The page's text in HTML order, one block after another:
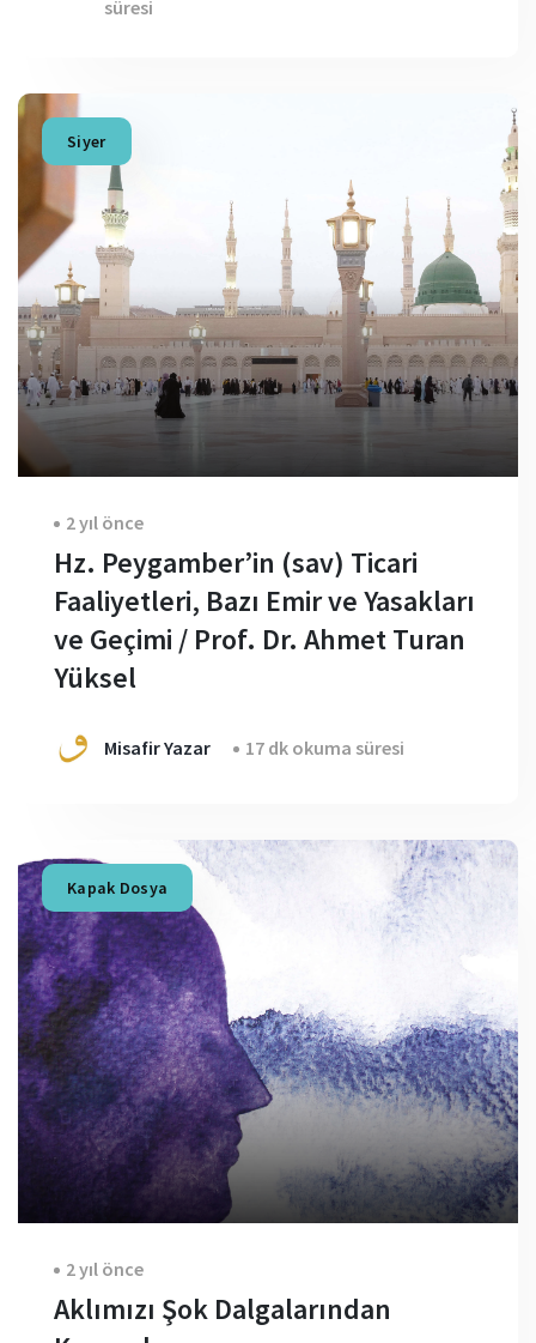
süresi
Siyer
2 yıl önce
Hz. Peygamber’in (sav) Ticari
Faaliyetleri, Bazı Emir ve Yasakları
ve Geçimi / Prof. Dr. Ahmet Turan
Yüksel
Misafir Yazar 17 dk okuma süresi
Kapak Dosya
2 yıl önce
Aklımızı Şok Dalgalarından